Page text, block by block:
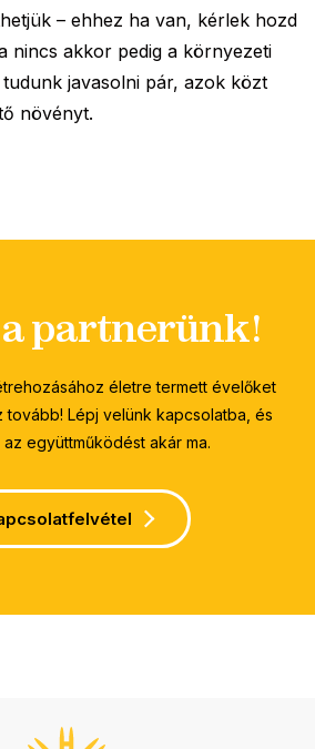
– ehhez ha van, kérlek hozd
nincs akkor pedig a környezeti
javasolni pár, azok közt
növényt.
partnerünk!
életre termett évelőket
Lépj velünk kapcsolatba, és
együttműködést akár ma.